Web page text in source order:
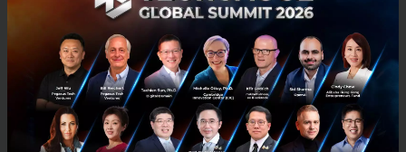
cpf true